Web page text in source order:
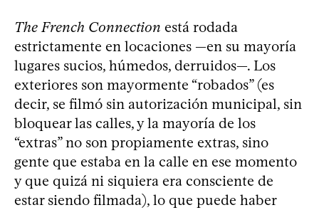
The French Connection está rodada
estrictamente en locaciones —en su mayoría
lugares sucios, húmedos, derruidos—. Los
exteriores son mayormente “robados” (es
decir, se filmó sin autorización municipal, sin
bloquear las calles, y la mayoría de los
“extras” no son propiamente extras, sino
gente que estaba en la calle en ese momento
y que quizá ni siquiera era consciente de
estar siendo filmada), lo que puede haber